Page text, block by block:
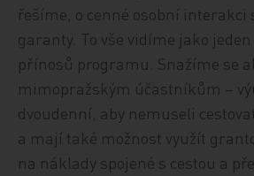
řešíme, o cenné osobní interakci
garanty. To vše vidíme jako
přínosů programu. Snažíme se
mimopražským účastníkům –
dvoudenní, aby nemuseli
a mají také možnost využít
na náklady spojené s cestou a